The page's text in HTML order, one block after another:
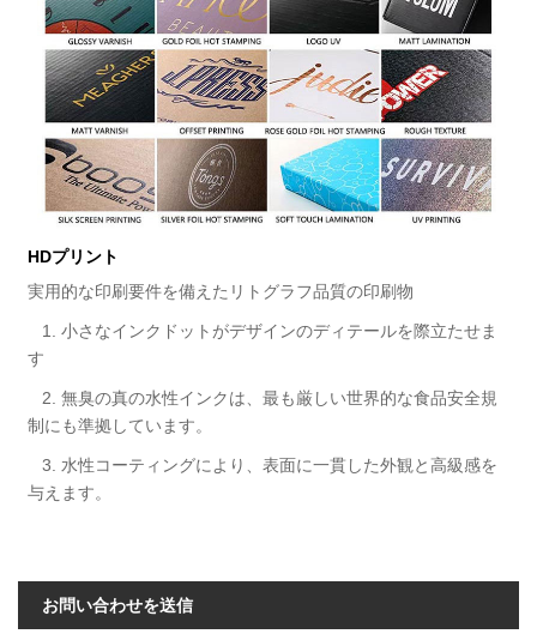
HDプリント
実用的な印刷要件を備えたリトグラフ品質の印刷物
1. 小さなインクドットがデザインのディテールを際立たせま
す
2. 無臭の真の水性インクは、最も厳しい世界的な食品安全規
制にも準拠しています。
3. 水性コーティングにより、表面に一貫した外観と高級感を
与えます。
お問い合わせを送信